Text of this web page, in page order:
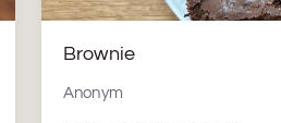
Brownie
Anonym